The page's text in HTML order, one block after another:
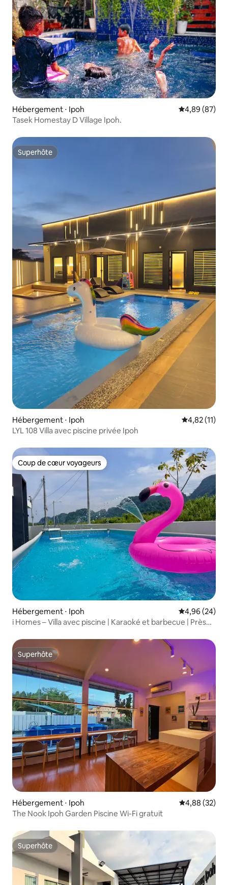
Hébergement ⋅ Ipoh Évaluation
4,89 (87)
Tasek Homestay D Village Ipoh.
Superhôte
Superhôte
Hébergement ⋅ Ipoh Évaluation
4,82 (11)
LYL 108 Villa avec piscine privée Ipoh
Coup de cœur voyageurs
Coup de cœur voyageurs
Hébergement ⋅ Ipoh Évaluation
4,96 (24)
i Homes – Villa avec piscine | Karaoké et barbecue | Près
Superhôte
Superhôte
Hébergement ⋅ Ipoh Évaluation
4,88 (32)
The Nook Ipoh Garden Piscine Wi-Fi gratuit
Superhôte
Superhôte